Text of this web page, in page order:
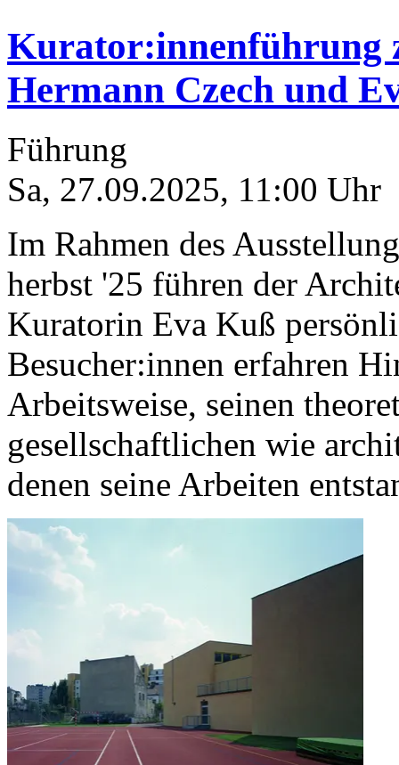
Kurator:innenführung
Hermann Czech und
Führung
Sa, 27.09.2025, 11:00 Uhr
Im Rahmen des
herbst '25 führen der
Kuratorin Eva Kuß
Besucher:innen erfahren
Arbeitsweise, seinen
gesellschaftlichen wie
denen seine Arbeiten